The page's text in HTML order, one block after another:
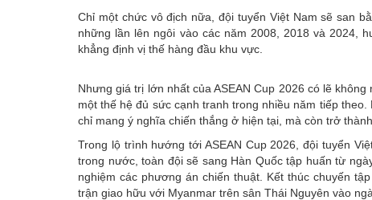
Chỉ một chức vô địch nữa, đội tuyển Việt Nam sẽ san
những lần lên ngôi vào các năm 2008, 2018 và 2024,
khẳng định vị thế hàng đầu khu vực.
Nhưng giá trị lớn nhất của ASEAN Cup 2026 có lẽ
một thế hệ đủ sức cạnh tranh trong nhiều năm tiếp
chỉ mang ý nghĩa chiến thắng ở hiện tại, mà còn trở
Trong lộ trình hướng tới ASEAN Cup 2026, đội tuyển
trong nước, toàn đội sẽ sang Hàn Quốc tập huấn từ
nghiệm các phương án chiến thuật. Kết thúc chuyến
trận giao hữu với Myanmar trên sân Thái Nguyên vào